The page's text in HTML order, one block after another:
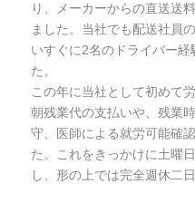
り、メーカーからの直送送
ました。当社でも配送社員
いすぐに2名のドライバー
た。
この年に当社として初めて
朝残業代の支払いや、残業
守、医師による就労可能確
た。これをきっかけに土曜
し、形の上では完全週休二